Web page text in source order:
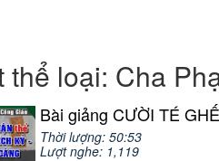
thể loại: Cha
Bài giảng CƯỜI TÉ
Thời lượng: 50:53
Lượt nghe: 1,119